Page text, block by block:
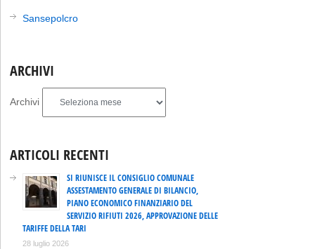
Sansepolcro
ARCHIVI
Archivi
ARTICOLI RECENTI
SI RIUNISCE IL CONSIGLIO COMUNALE
ASSESTAMENTO GENERALE DI BILANCIO,
PIANO ECONOMICO FINANZIARIO DEL
SERVIZIO RIFIUTI 2026, APPROVAZIONE DELLE
TARIFFE DELLA TARI
28 luglio 2026